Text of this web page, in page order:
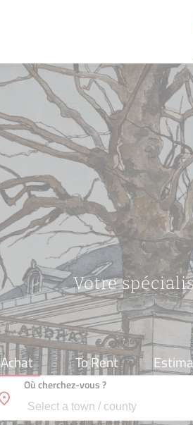
Votre
Achat To Rent
Où cherchez-vous ?